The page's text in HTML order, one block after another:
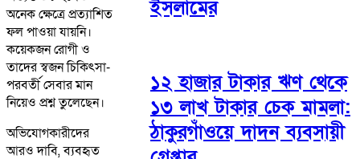
অনেক ক্ষেত্রে প্রত্যাশিত
ফল পাওয়া যায়নি।
কয়েকজন রোগী ও
তাদের স্বজন চিকিৎসা-
পরবর্তী সেবার মান
নিয়েও প্রশ্ন তুলেছেন।
অভিযোগকারীদের
আরও দাবি, ব্যবহৃত
ইসলামের
১২ হাজার টাকার ঋণ থেকে
১৩ লাখ টাকার চেক মামলা:
ঠাকুরগাঁওয়ে দাদন ব্যবসায়ী